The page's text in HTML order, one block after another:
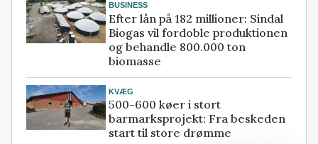
BUSINESS
Efter lån på 182 millioner: Sindal
Biogas vil fordoble produktionen
og behandle 800.000 ton
biomasse
KVÆG
500-600 køer i stort
barmarksprojekt: Fra beskeden
start til store drømme